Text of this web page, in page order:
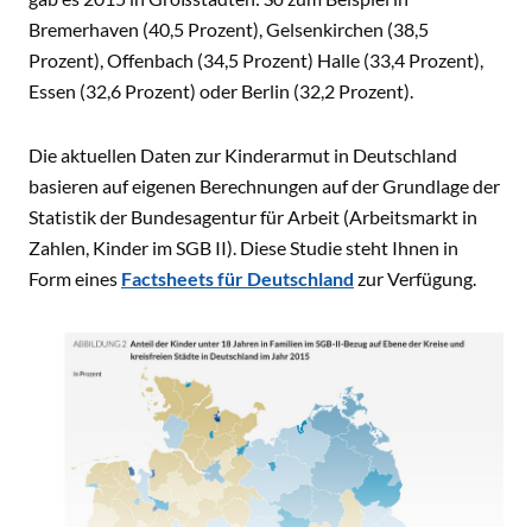
Bremerhaven (40,5 Prozent), Gelsenkirchen (38,5
Prozent), Offenbach (34,5 Prozent) Halle (33,4 Prozent),
Essen (32,6 Prozent) oder Berlin (32,2 Prozent).
Die aktuellen Daten zur Kinderarmut in Deutschland
basieren auf eigenen Berechnungen auf der Grundlage der
Statistik der Bundesagentur für Arbeit (Arbeitsmarkt in
Zahlen, Kinder im SGB II). Diese Studie steht Ihnen in
Form eines Factsheets für Deutschland zur Verfügung.